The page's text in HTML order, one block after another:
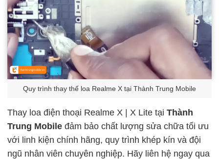
Quy trình thay thế loa Realme X tại Thành Trung Mobile
Thay loa điện thoại Realme X | X Lite tại Thành
Trung Mobile đảm bảo chất lượng sửa chữa tối ưu
với linh kiện chính hãng, quy trình khép kín và đội
ngũ nhân viên chuyên nghiệp. Hãy liên hệ ngay qua